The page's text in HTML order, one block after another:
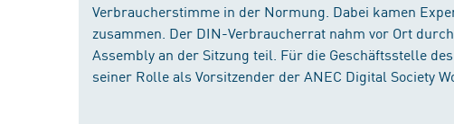
Verbraucherstimme in der Normung. Dabei kamen
zusammen. Der DIN-Verbraucherrat nahm vor Ort
Assembly an der Sitzung teil. Für die Geschäftsstelle
seiner Rolle als Vorsitzender der ANEC Digital Society